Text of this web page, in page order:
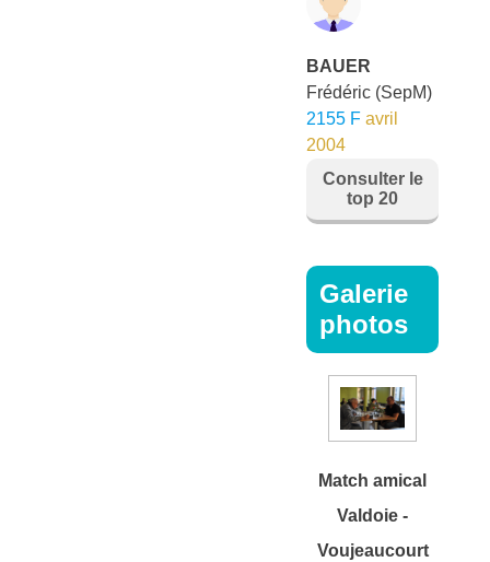
BAUER
Frédéric (SepM)
2155 F avril
2004
Consulter le
top 20
Galerie
photos
Match amical
Valdoie -
Voujeaucourt